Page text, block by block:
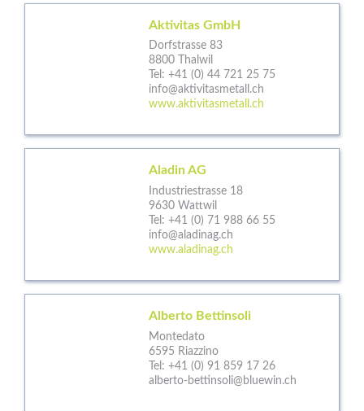
Aktivitas GmbH
Dorfstrasse 83
8800 Thalwil
Tel: +41 (0) 44 721 25 75
info@aktivitasmetall.ch
www.aktivitasmetall.ch
Aladin AG
Industriestrasse 18
9630 Wattwil
Tel: +41 (0) 71 988 66 55
info@aladinag.ch
www.aladinag.ch
Alberto Bettinsoli
Montedato
6595 Riazzino
Tel: +41 (0) 91 859 17 26
alberto-bettinsoli@bluewin.ch